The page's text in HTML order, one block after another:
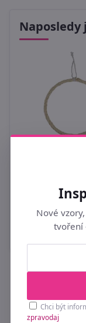
29 Kč
Buďte
Přihlaste se
Nové
tvoření
Chci být
zpravodaj